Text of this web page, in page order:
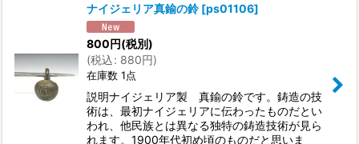
ナイジェリア真鍮の鈴 [ps01106]
800円(税別)
(税込: 880円)
在庫数 1点
説明ナイジェリア製 真鍮の鈴です。鋳造の技
術は、最初ナイジェリアに伝わったものだとい
われ、他民族とは異なる独特の鋳造技術が見ら
れます。1900年代初め頃のものだと思いま